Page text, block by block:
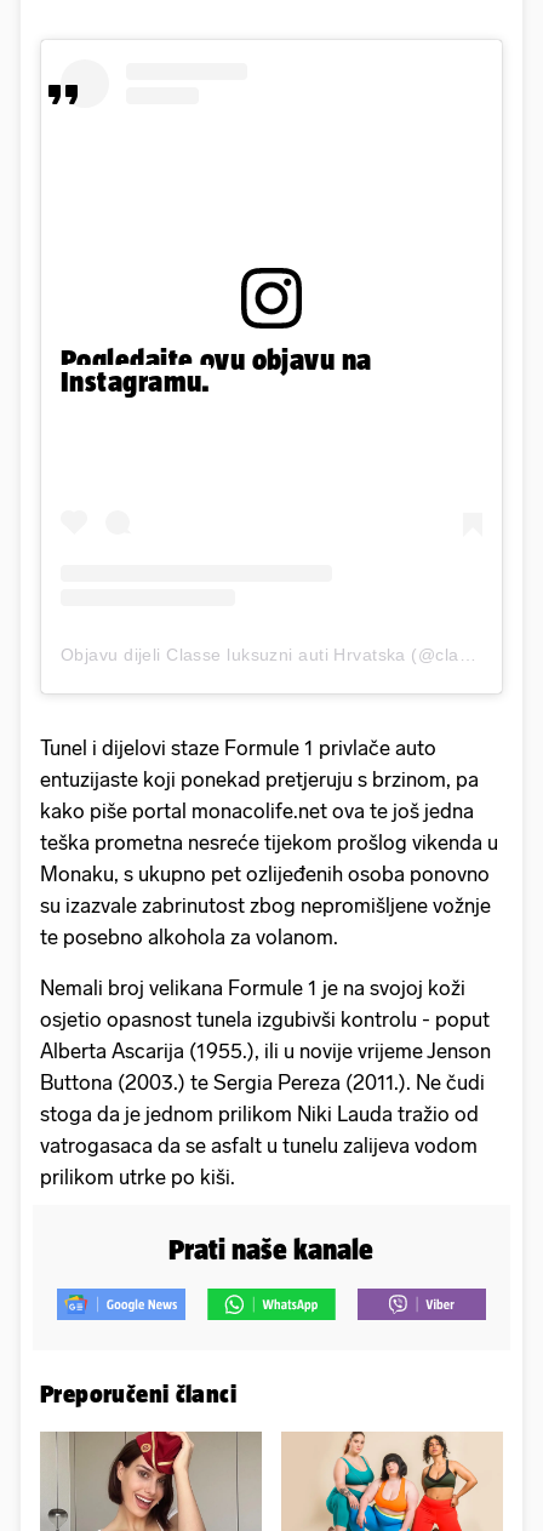
Pogledajte ovu objavu na
Instagramu.
Tunel i dijelovi staze Formule 1 privlače auto
entuzijaste koji ponekad pretjeruju s brzinom, pa
kako piše portal monacolife.net ova te još jedna
teška prometna nesreće tijekom prošlog vikenda u
Monaku, s ukupno pet ozlijeđenih osoba ponovno
su izazvale zabrinutost zbog nepromišljene vožnje
te posebno alkohola za volanom.
Nemali broj velikana Formule 1 je na svojoj koži
osjetio opasnost tunela izgubivši kontrolu - poput
Alberta Ascarija (1955.), ili u novije vrijeme Jenson
Buttona (2003.) te Sergia Pereza (2011.). Ne čudi
stoga da je jednom prilikom Niki Lauda tražio od
vatrogasaca da se asfalt u tunelu zalijeva vodom
prilikom utrke po kiši.
Prati naše kanale
Preporučeni članci